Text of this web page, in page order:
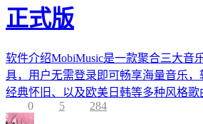
正式版
软件介绍MobiMusic是一款聚合三大音
具，用户无需登录即可畅享海量音乐，
经典怀旧、以及欧美日韩等多种风格歌
0
5 284